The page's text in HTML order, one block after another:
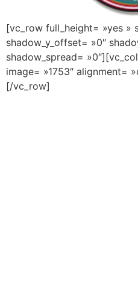
[vc_row full_height= »yes »
shadow_y_offset= »0″
shadow_spread=
image= »1753″ alignment=
[/vc_row]